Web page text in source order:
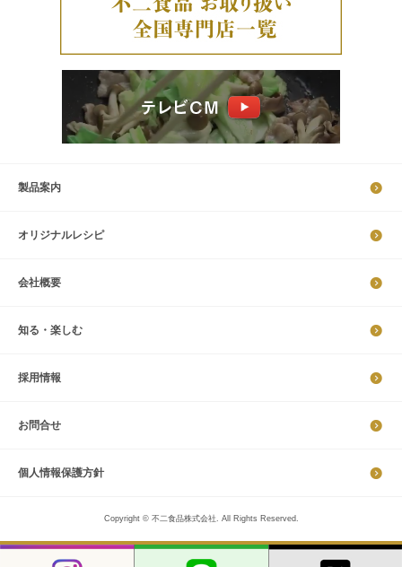
製品案内
オリジナルレシピ
会社概要
知る・楽しむ
採​用​情​報
お問合せ
個​人​情​報​保​護​方​針​​​
Copyright © 不二食品株式会社. All Rights Reserved.